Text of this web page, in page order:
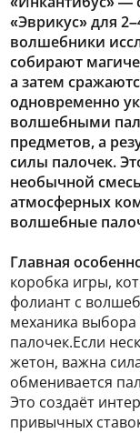
«Эврикус» для
волшебники
собирают
а затем
одновременно
волшебными
предметов, а
силы палочек.
необычной
атмосферных
волшебные
Главная
коробка игры,
фолиант с
механика
палочек.Если
жетон, важна
обменивается
Это создаёт
привычных